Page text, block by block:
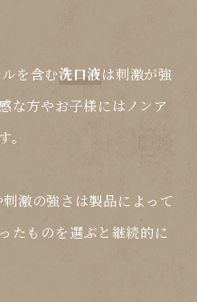
を含む洗口液は刺激が強
な方やお子様にはノンア
刺激の強さは製品によって
たものを選ぶと継続的に